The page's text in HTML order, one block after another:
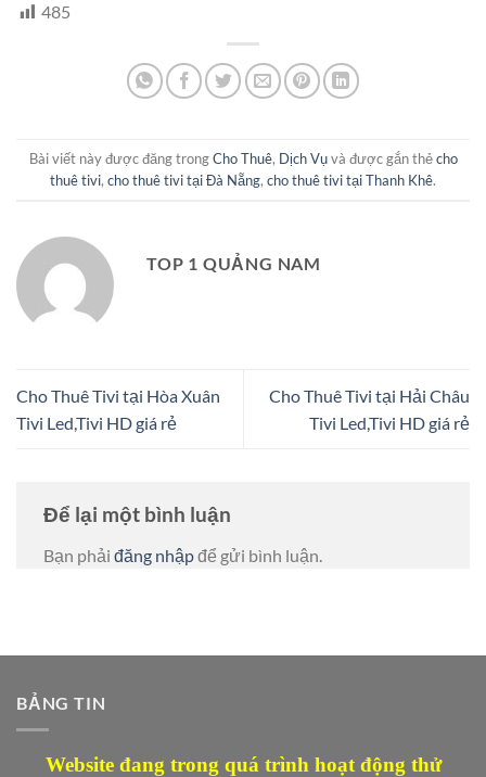
485
Bài viết này được đăng trongCho Thuê, Dịch Vụvà được gắn thẻcho
thuê tivi, cho thuê tivi tại Đà Nẵng, cho thuê tivi tại Thanh Khê.
TOP 1 QUẢNG NAM
Cho Thuê Tivi tại Hòa Xuân
Tivi Led,Tivi HD giá rẻ
Cho Thuê Tivi tại Hải Châu
Tivi Led,Tivi HD giá rẻ
Để lại một bình luận
Bạn phải đăng nhậpđể gửi bình luận.
BẢNG TIN
Website đang trong quá trình hoạt động thử